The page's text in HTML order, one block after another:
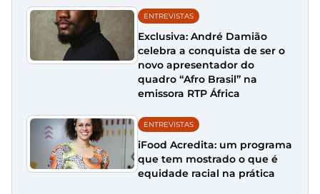
ENTREVISTAS
Exclusiva: André Damião
celebra a conquista de ser o
novo apresentador do
quadro “Afro Brasil” na
emissora RTP África
ENTREVISTAS
iFood Acredita: um programa
que tem mostrado o que é
equidade racial na prática